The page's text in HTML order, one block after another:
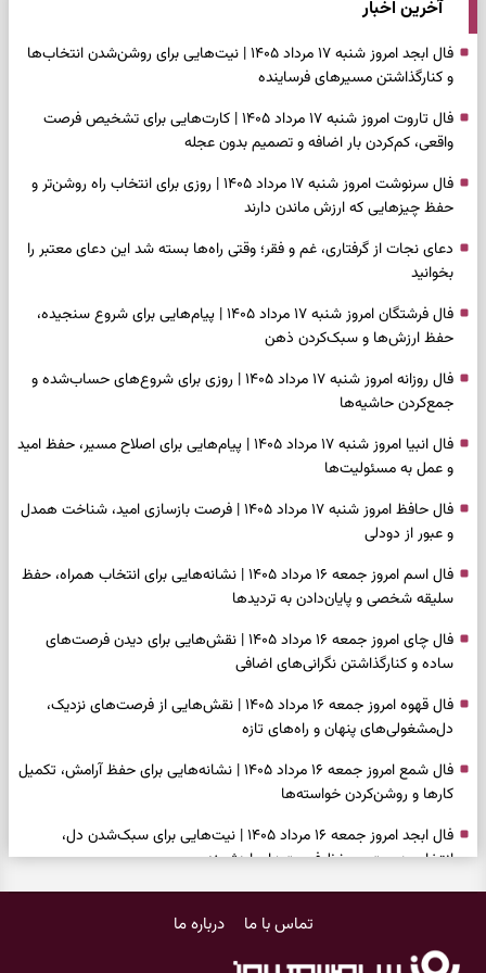
آخرین اخبار
فال ابجد امروز شنبه ۱۷ مرداد ۱۴۰۵ | نیت‌هایی برای روشن‌شدن انتخاب‌ها
و کنارگذاشتن مسیرهای فرساینده
فال تاروت امروز شنبه ۱۷ مرداد ۱۴۰۵ | کارت‌هایی برای تشخیص فرصت
واقعی، کم‌کردن بار اضافه و تصمیم بدون عجله
فال سرنوشت امروز شنبه ۱۷ مرداد ۱۴۰۵ | روزی برای انتخاب راه روشن‌تر و
حفظ چیزهایی که ارزش ماندن دارند
دعای نجات از گرفتاری، غم و فقر؛ وقتی راه‌ها بسته شد این دعای معتبر را
بخوانید
فال فرشتگان امروز شنبه ۱۷ مرداد ۱۴۰۵ | پیام‌هایی برای شروع سنجیده،
حفظ ارزش‌ها و سبک‌کردن ذهن
فال روزانه امروز شنبه ۱۷ مرداد ۱۴۰۵ | روزی برای شروع‌های حساب‌شده و
جمع‌کردن حاشیه‌ها
فال انبیا امروز شنبه ۱۷ مرداد ۱۴۰۵ | پیام‌هایی برای اصلاح مسیر، حفظ امید
و عمل به مسئولیت‌ها
فال حافظ امروز شنبه ۱۷ مرداد ۱۴۰۵ | فرصت بازسازی امید، شناخت همدل
و عبور از دودلی
فال اسم امروز جمعه ۱۶ مرداد ۱۴۰۵ | نشانه‌هایی برای انتخاب همراه، حفظ
سلیقه شخصی و پایان‌دادن به تردیدها
فال چای امروز جمعه ۱۶ مرداد ۱۴۰۵ | نقش‌هایی برای دیدن فرصت‌های
ساده و کنارگذاشتن نگرانی‌های اضافی
فال قهوه امروز جمعه ۱۶ مرداد ۱۴۰۵ | نقش‌هایی از فرصت‌های نزدیک،
دل‌مشغولی‌های پنهان و راه‌های تازه
فال شمع امروز جمعه ۱۶ مرداد ۱۴۰۵ | نشانه‌هایی برای حفظ آرامش، تکمیل
کارها و روشن‌کردن خواسته‌ها
فال ابجد امروز جمعه ۱۶ مرداد ۱۴۰۵ | نیت‌هایی برای سبک‌شدن دل،
انتخاب درست و حفظ فرصت‌های ارزشمند
شنیدن ندای درون و حرکت در زمان مناسب
تماس با ما درباره ما